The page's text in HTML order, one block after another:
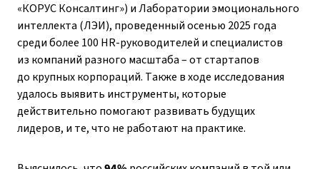
«КОРУС Консалтинг») и Лаборатории эмоционального
интеллекта (ЛЭИ), проведенный осенью 2025 года
среди более 100 HR-руководителей и специалистов
из компаний разного масштаба – от стартапов
до крупных корпораций. Также в ходе исследования
удалось выявить инструменты, которые
действительно помогают развивать будущих
лидеров, и те, что не работают на практике.